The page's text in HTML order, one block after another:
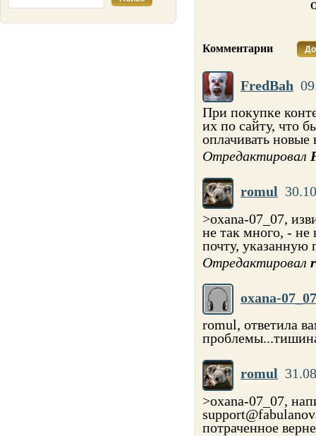
Комментарии
FredBah
При покупке
их по сайту, что
оплачивать
Отредактировал
romul
>oxana-07_07,
не так много, -
почту, указанную
Отредактировал
oxana-07_07
romul, ответила
romul
>oxana-07_07,
потраченное